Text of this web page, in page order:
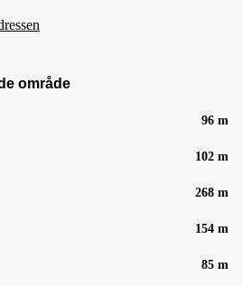
område
96 m
102 m
268 m
154 m
85 m